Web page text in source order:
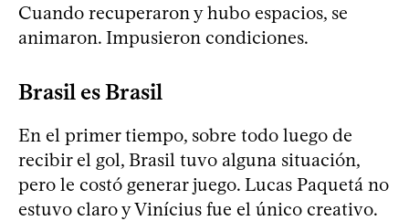
Cuando recuperaron y hubo espacios, se
animaron. Impusieron condiciones.
Brasil es Brasil
En el primer tiempo, sobre todo luego de
recibir el gol, Brasil tuvo alguna situación,
pero le costó generar juego. Lucas Paquetá no
estuvo claro y Vinícius fue el único creativo.